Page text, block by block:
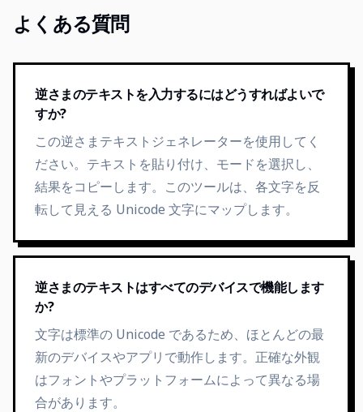
よくある質問
逆さまのテキストを入力するにはどうすればよいで
すか?
この逆さまテキストジェネレーターを使用してく
ださい。テキストを貼り付け、モードを選択し、
結果をコピーします。このツールは、各文字を反
転して見える Unicode 文字にマップします。
逆さまのテキストはすべてのデバイスで機能します
か?
文字は標準の Unicode であるため、ほとんどの最
新のデバイスやアプリで動作します。正確な外観
はフォントやプラットフォームによって異なる場
合があります。